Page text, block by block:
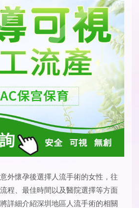
意外懷孕後選擇人流手術的女性，往
程、最佳時間以及醫院選擇等方面
詳細介紹深圳地區人流手術的相關